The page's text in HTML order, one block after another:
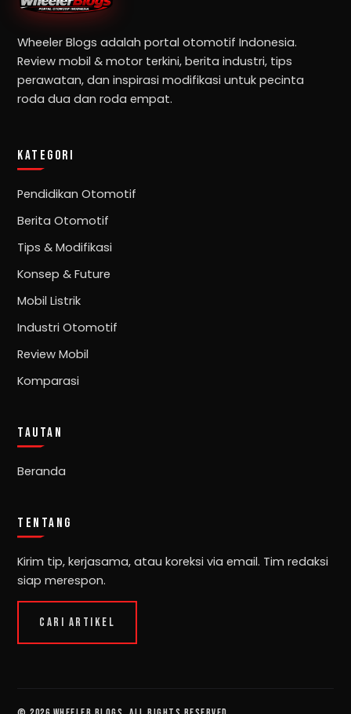
Wheeler Blogs adalah portal otomotif Indonesia.
Review mobil & motor terkini, berita industri, tips
perawatan, dan inspirasi modifikasi untuk pecinta
roda dua dan roda empat.
KATEGORI
Pendidikan Otomotif
Berita Otomotif
Tips & Modifikasi
Konsep & Future
Mobil Listrik
Industri Otomotif
Review Mobil
Komparasi
TAUTAN
Beranda
TENTANG
Kirim tip, kerjasama, atau koreksi via email. Tim redaksi
siap merespon.
CARI ARTIKEL